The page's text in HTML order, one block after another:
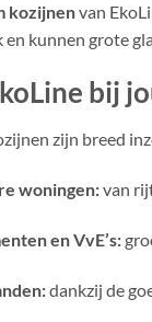
kozijnenvan
kunnen grote
bij
zijn breed
woningen:van
en VvE’s:
dankzij de